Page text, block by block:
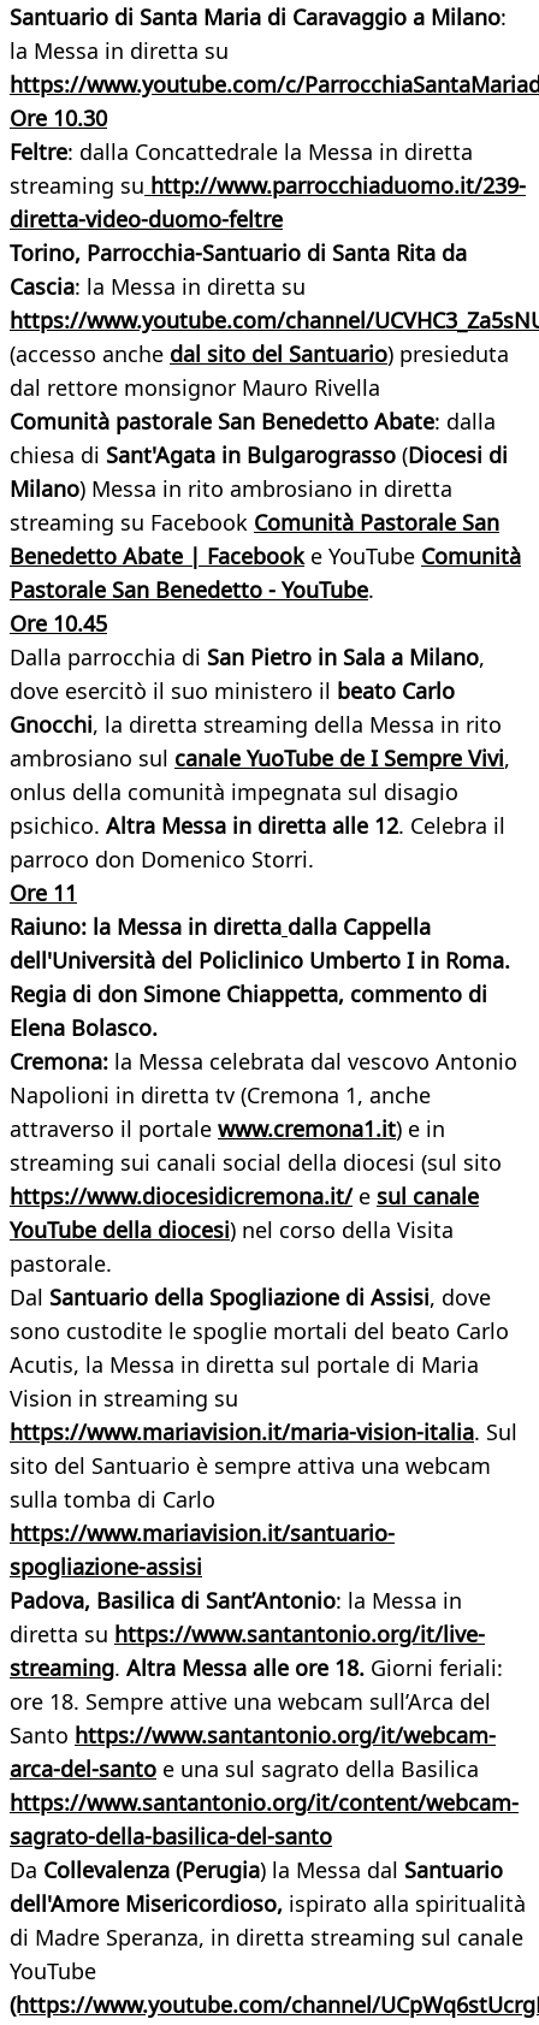
Santuario di Santa Maria di Caravaggio a Milano:
la Messa in diretta su
https://www.youtube.com/c/
Ore 10.30
Feltre: dalla Concattedrale la Messa in diretta
streaming su http://www.parrocchiaduomo.it/239-
diretta-video-duomo-feltre
Torino, Parrocchia-Santuario di Santa Rita da
Cascia: la Messa in diretta su
https://www.youtube.com/channel/
(accesso anche dal sito del Santuario) presieduta
dal rettore monsignor Mauro Rivella
Comunità pastorale San Benedetto Abate: dalla
chiesa di Sant'Agata in Bulgarograsso (Diocesi di
Milano) Messa in rito ambrosiano in diretta
streaming su Facebook Comunità Pastorale San
Benedetto Abate | Facebooke YouTube Comunità
Pastorale San Benedetto - YouTube.
Ore 10.45
Dalla parrocchia di San Pietro in Sala a Milano,
dove esercitò il suo ministero il beato Carlo
Gnocchi, la diretta streaming della Messa in rito
ambrosiano sul canale YuoTube de I Sempre Vivi,
onlus della comunità impegnata sul disagio
psichico. Altra Messa in diretta alle 12. Celebra il
parroco don Domenico Storri.
Ore 11
Raiuno: la Messa in diretta dalla Cappella
dell'Università del Policlinico Umberto I in Roma.
Regia di don Simone Chiappetta, commento di
Elena Bolasco.
Cremona: la Messa celebrata dal vescovo Antonio
Napolioni in diretta tv (Cremona 1, anche
attraverso il portale www.cremona1.it) e in
streaming sui canali social della diocesi (sul sito
https://www.diocesidicremona.it/e sul canale
YouTube della diocesi) nel corso della Visita
pastorale.
Dal Santuario della Spogliazione di Assisi, dove
sono custodite le spoglie mortali del beato Carlo
Acutis, la Messa in diretta sul portale di Maria
Vision in streaming su
https://www.mariavision.it/maria-vision-italia. Sul
sito del Santuario è sempre attiva una webcam
sulla tomba di Carlo
https://www.mariavision.it/santuario-
spogliazione-assisi
Padova, Basilica di Sant’Antonio: la Messa in
diretta su https://www.santantonio.org/it/live-
streaming. Altra Messa alle ore 18. Giorni feriali:
ore 18. Sempre attive una webcam sull’Arca del
Santo https://www.santantonio.org/it/webcam-
arca-del-santo e una sul sagrato della Basilica
https://www.santantonio.org/it/content/webcam-
sagrato-della-basilica-del-santo
Da Collevalenza (Perugia) la Messa dal Santuario
dell'Amore Misericordioso, ispirato alla spiritualità
di Madre Speranza, in diretta streaming sul canale
YouTube
(https://www.youtube.com/channel/